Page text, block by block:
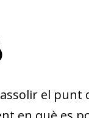
el punt